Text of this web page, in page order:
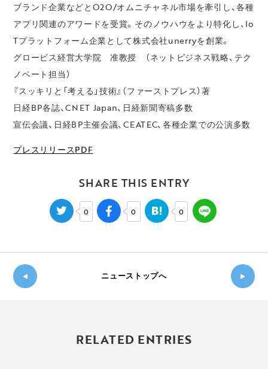
ブランド企業などとO2O/オムニチャネル市場を牽引し、各種
アプリ関連のアワードを受賞。そのノウハウをより特化し、Io
Tプラットフォーム企業として株式会社unerryを創業。
グロービス経営大学院 准教授 （ネットビジネス戦略、テク
ノベート担当）
『スッキリと「考える」技術』（ファーストプレス）著
日経BP各誌、CNET Japan、日経新聞寄稿多数
宣伝会議、日経BP主催会議、CEATEC、各種企業での公演多数
プレスリリースPDF
SHARE THIS ENTRY
0 0 0
ニューストップへ
RELATED ENTRIES